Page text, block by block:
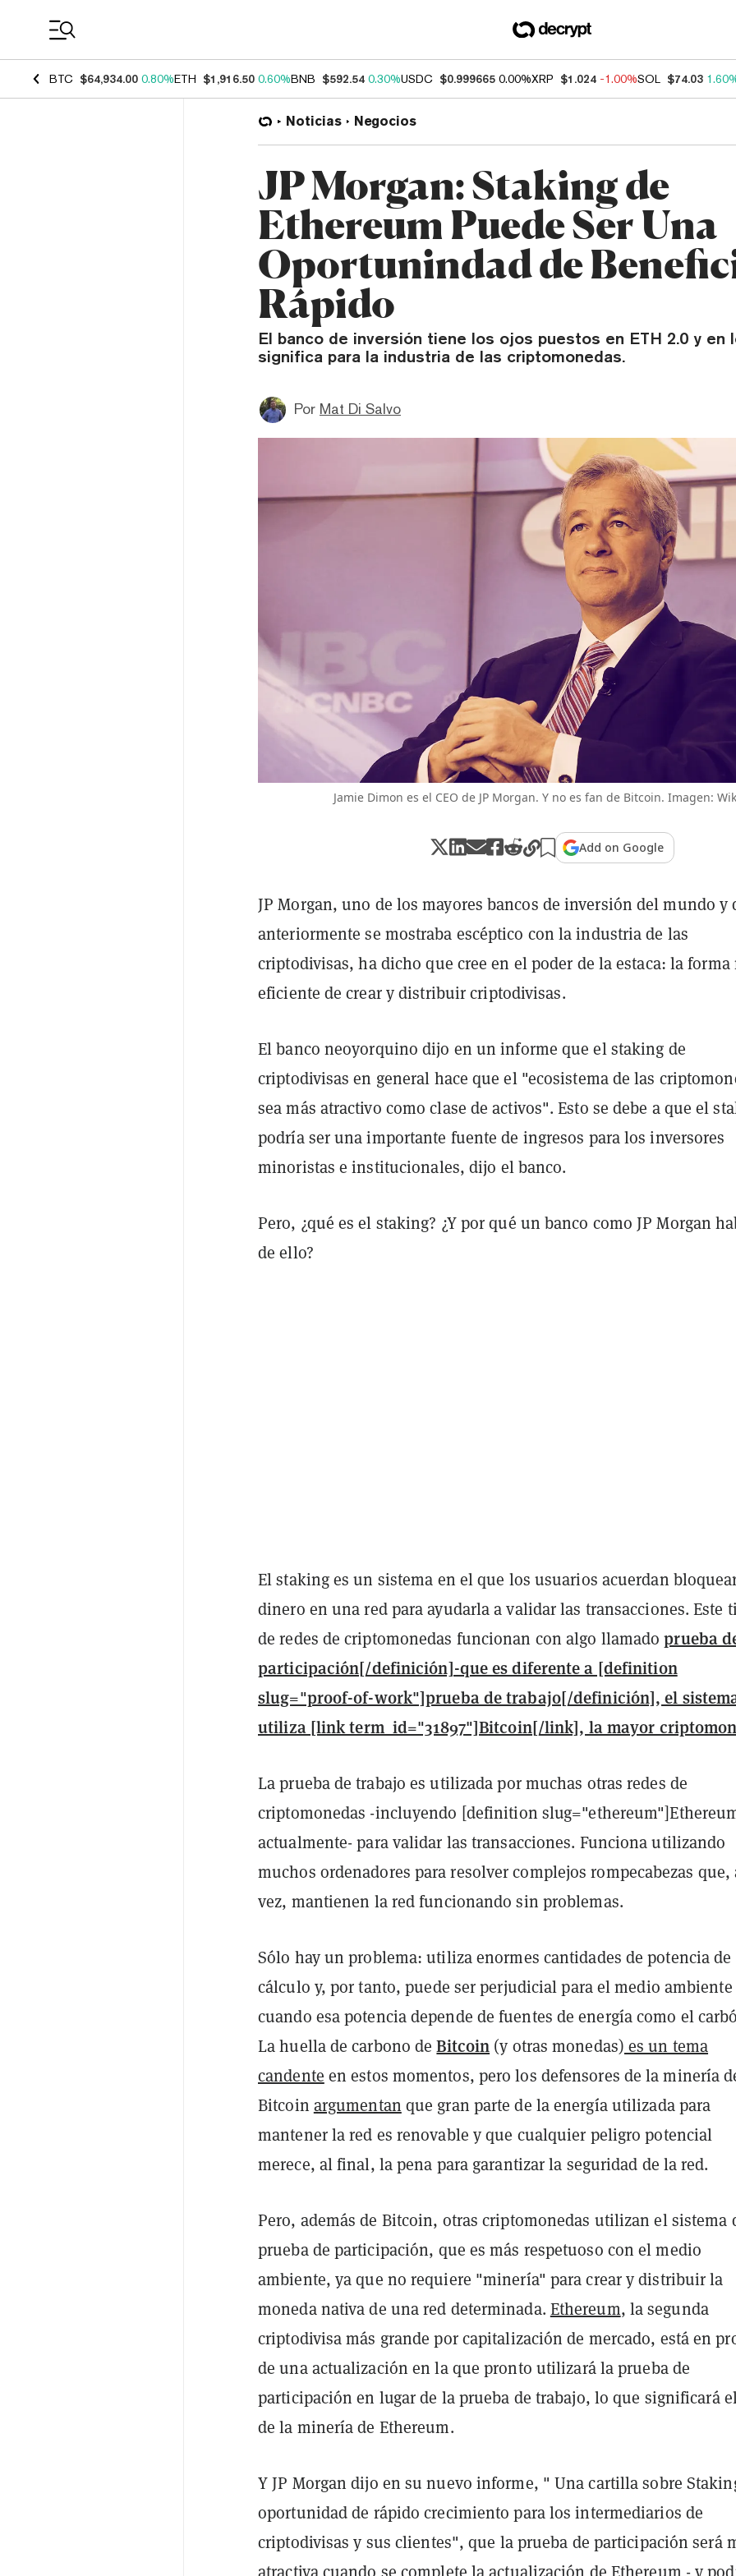
BTC $64,934.00 0.80%ETH $1,916.50 0.60%BNB $592.54 0.30%USDC $0.999665 0.00%XRP $1.024 -1.00%SOL $74.03
Noticias Negocios
JP Morgan: Staking de
Ethereum Puede Ser Una
Oportunindad de
Rápido
El banco de inversión tiene los ojos puestos en ETH 2.0 y en
significa para la industria de las criptomonedas.
Por Mat Di Salvo
Jamie Dimon es el CEO de JP Morgan. Y no es fan de Bitcoin. Imagen:
Add on Google
JP Morgan, uno de los mayores bancos de inversión del mundo y
anteriormente se mostraba escéptico con la industria de las
criptodivisas, ha dicho que cree en el poder de la estaca: la forma
eficiente de crear y distribuir criptodivisas.
El banco neoyorquino dijo en un informe que el staking de
criptodivisas en general hace que el "ecosistema de las
sea más atractivo como clase de activos". Esto se debe a que el
podría ser una importante fuente de ingresos para los inversores
minoristas e institucionales, dijo el banco.
Pero, ¿qué es el staking? ¿Y por qué un banco como JP Morgan
de ello?
El staking es un sistema en el que los usuarios acuerdan
dinero en una red para ayudarla a validar las transacciones. Este
de redes de criptomonedas funcionan con algo llamadoprueba
participación[/definición]-que es diferente a [definition
slug="proof-of-work"]prueba de trabajo[/definición], el
utiliza [link term_id="31897"]Bitcoin[/link], la mayor
La prueba de trabajo es utilizada por muchas otras redes de
criptomonedas -incluyendo [definition
actualmente- para validar las transacciones. Funciona utilizando
muchos ordenadores para resolver complejos rompecabezas que,
vez, mantienen la red funcionando sin problemas.
Sólo hay un problema: utiliza enormes cantidades de potencia de
cálculo y, por tanto, puede ser perjudicial para el medio ambiente
cuando esa potencia depende de fuentes de energía como el
La huella de carbono deBitcoin (y otras monedas) es un tema
candente en estos momentos, pero los defensores de la minería
Bitcoin argumentan que gran parte de la energía utilizada para
mantener la red es renovable y que cualquier peligro potencial
merece, al final, la pena para garantizar la seguridad de la red.
Pero, además de Bitcoin, otras criptomonedas utilizan el sistema
prueba de participación, que es más respetuoso con el medio
ambiente, ya que no requiere "minería" para crear y distribuir la
moneda nativa de una red determinada. Ethereum, la segunda
criptodivisa más grande por capitalización de mercado, está en
de una actualización en la que pronto utilizará la prueba de
participación en lugar de la prueba de trabajo, lo que significará
de la minería de Ethereum.
Y JP Morgan dijo en su nuevo informe, " Una cartilla sobre
oportunidad de rápido crecimiento para los intermediarios de
criptodivisas y sus clientes", que la prueba de participación será